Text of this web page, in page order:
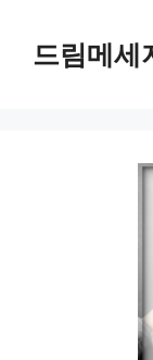
드림메세